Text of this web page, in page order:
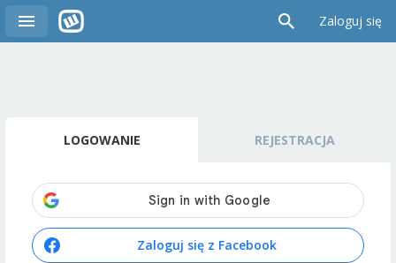
Zaloguj się
LOGOWANIE REJESTRACJA
Zaloguj się z Facebook